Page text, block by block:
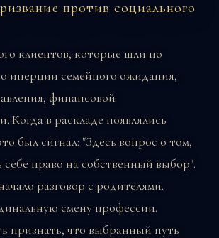
против социального
клиентов, которые шли по
инерции семейного ожидания,
финансовой
Когда в раскладе появлялись
был сигнал: "Здесь вопрос о том,
себе право на собственный выбор".
разговор с родителями.
смену профессии.
признать, что выбранный путь